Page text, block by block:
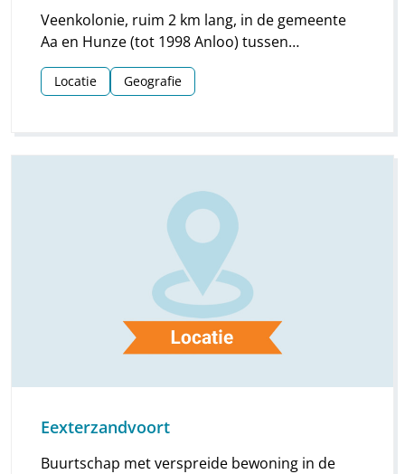
Veenkolonie, ruim 2 km lang, in de gemeente
Aa en Hunze (tot 1998 Anloo) tussen
Annerveenschekanaal (noordwesten) en
Bareveld (zuidoosten), tevens tussen Eext en
Locatie Geografie
Eexterzandvoort
Buurtschap met verspreide bewoning in de